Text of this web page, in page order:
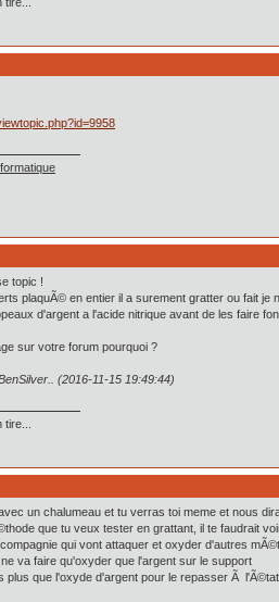
topic !
plaquÃ© en entier il a surement gratter ou fait je
d'argent a l'acide nitrique avant de les faire
sur votre forum pourquoi ?
(2016-11-15 19:49:44)
un chalumeau et tu verras toi meme et nous
que tu veux tester en grattant, il te faudrait
qui vont attaquer et oxyder d'autres
va faire qu'oxyder que l'argent sur le support
plus que l'oxyde d'argent pour le repasser Ã